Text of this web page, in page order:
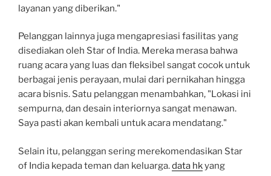
layanan yang diberikan."
Pelanggan lainnya juga mengapresiasi fasilitas yang
disediakan oleh Star of India. Mereka merasa bahwa
ruang acara yang luas dan fleksibel sangat cocok untuk
berbagai jenis perayaan, mulai dari pernikahan hingga
acara bisnis. Satu pelanggan menambahkan, "Lokasi ini
sempurna, dan desain interiornya sangat menawan.
Saya pasti akan kembali untuk acara mendatang."
Selain itu, pelanggan sering merekomendasikan Star
of India kepada teman dan keluarga.data hkyang